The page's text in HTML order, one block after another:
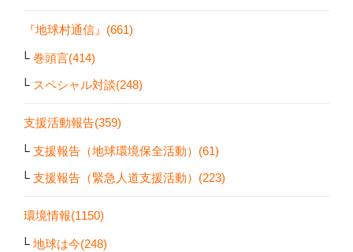
『地球村通信』(661)
巻頭言(414)
スペシャル対談(248)
支援活動報告(359)
支援報告（地球環境保全活動）(61)
支援報告（緊急人道支援活動）(223)
環境情報(1150)
地球は今(248)